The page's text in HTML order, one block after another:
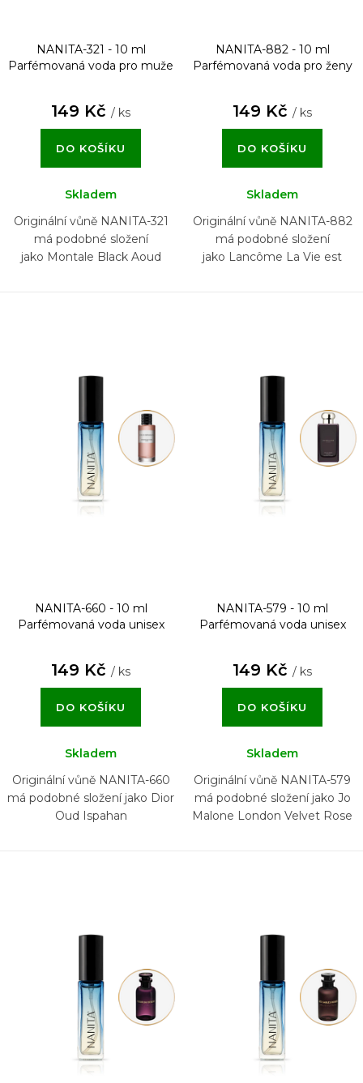
NANITA-321 - 10 ml
Parfémovaná voda pro muže
149 Kč / ks
DO KOŠÍKU
Skladem
Originální vůně NANITA-321
má podobné složení
jako Montale Black Aoud
NANITA-882 - 10 ml
Parfémovaná voda pro ženy
149 Kč / ks
DO KOŠÍKU
Skladem
Originální vůně NANITA-882
má podobné složení
jako Lancôme La Vie est
NANITA-660 - 10 ml
Parfémovaná voda unisex
149 Kč / ks
DO KOŠÍKU
Skladem
Originální vůně NANITA-660
má podobné složení jako Dior
Oud Ispahan
NANITA-579 - 10 ml
Parfémovaná voda unisex
149 Kč / ks
DO KOŠÍKU
Skladem
Originální vůně NANITA-579
má podobné složení jako Jo
Malone London Velvet Rose